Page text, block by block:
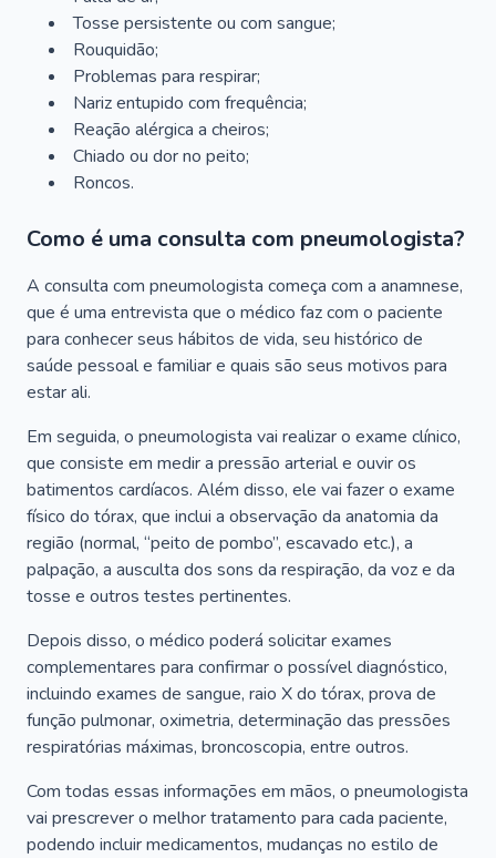
Tosse persistente ou com sangue;
Rouquidão;
Problemas para respirar;
Nariz entupido com frequência;
Reação alérgica a cheiros;
Chiado ou dor no peito;
Roncos.
Como é uma consulta com pneumologista?
A consulta com pneumologista começa com a anamnese,
que é uma entrevista que o médico faz com o paciente
para conhecer seus hábitos de vida, seu histórico de
saúde pessoal e familiar e quais são seus motivos para
estar ali.
Em seguida, o pneumologista vai realizar o exame clínico,
que consiste em medir a pressão arterial e ouvir os
batimentos cardíacos. Além disso, ele vai fazer o exame
físico do tórax, que inclui a observação da anatomia da
região (normal, “peito de pombo”, escavado etc.), a
palpação, a ausculta dos sons da respiração, da voz e da
tosse e outros testes pertinentes.
Depois disso, o médico poderá solicitar exames
complementares para confirmar o possível diagnóstico,
incluindo exames de sangue, raio X do tórax, prova de
função pulmonar, oximetria, determinação das pressões
respiratórias máximas, broncoscopia, entre outros.
Com todas essas informações em mãos, o pneumologista
vai prescrever o melhor tratamento para cada paciente,
podendo incluir medicamentos, mudanças no estilo de